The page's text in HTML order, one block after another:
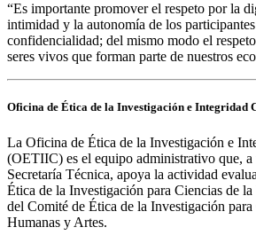
“Es importante promover el respeto por la
intimidad y la autonomía de los
confidencialidad; del mismo modo el
seres vivos que forman parte de nuestros
Oficina de Ética de la Investigación e Integridad
La Oficina de Ética de la Investigación e
(OETIIC) es el equipo administrativo que, a
Secretaría Técnica, apoya la actividad
Ética de la Investigación para Ciencias de
del Comité de Ética de la Investigación para
Humanas y Artes.